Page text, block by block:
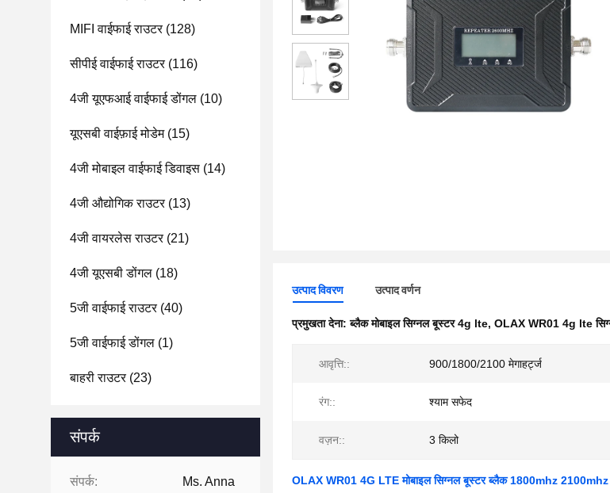
MIFI वाईफाई राउटर(128)
सीपीई वाईफाई राउटर(116)
4जी यूएफआई वाईफाई डोंगल (10)
यूएसबी वाईफ़ाई मोडेम(15)
4जी मोबाइल वाईफाई डिवाइस (14)
4जी औद्योगिक राउटर(13)
4जी वायरलेस राउटर(21)
4जी यूएसबी डोंगल (18)
5जी वाईफाई राउटर(40)
5जी वाईफाई डोंगल (1)
बाहरी राउटर(23)
संपर्क
संपर्क: Ms. Anna
उत्पाद विवरण उत्पाद वर्णन
प्रमुखता देना:ब्लैक मोबाइल सिग्नल बूस्टर 4g lte, OLAX WR01 4g lte
आवृत्ति:: 900/1800/2100 मेगाहर्ट्ज
रंग:: श्याम सफेद
वज़न:: 3 किलो
OLAX WR01 4G LTE मोबाइल सिग्नल बूस्टर ब्लैक 1800mhz